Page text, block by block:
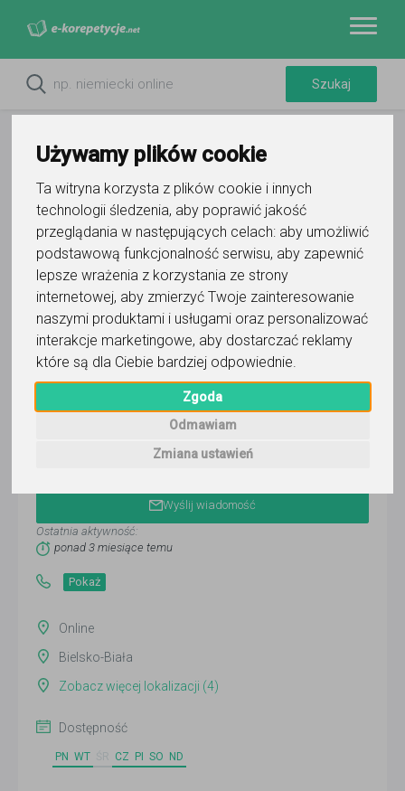
Używamy plików cookie
Ta witryna korzysta z plików cookie i innych
technologii śledzenia, aby poprawić jakość
przeglądania w następujących celach: aby umożliwić
podstawową funkcjonalność serwisu, aby zapewnić
lepsze wrażenia z korzystania ze strony
internetowej, aby zmierzyć Twoje zainteresowanie
naszymi produktami i usługami oraz personalizować
interakcje marketingowe, aby dostarczać reklamy
które są dla Ciebie bardziej odpowiednie.
Zgoda
Odmawiam
Zmiana ustawień
Do ulubionych
Oznacz wystąpienie kontaktu
Aleksandra Mazur
Wyślij wiadomość
Ostatnia aktywność:
ponad 3 miesiące temu
Pokaż
Online
Bielsko-Biała
Zobacz więcej lokalizacji (4)
Dostępność
PN WT CZ PI SO ND